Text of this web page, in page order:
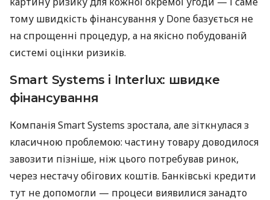
тому швидкість фінансування у Done базується не
на спрощенні процедур, а на якісно побудованій
системі оцінки ризиків.
Smart Systems і Interlux: швидке
фінансування
Компанія Smart Systems зростала, але зіткнулася з
класичною проблемою: частину товару доводилося
завозити пізніше, ніж цього потребував ринок,
через нестачу обігових коштів. Банківські кредити
тут не допомогли — процеси виявилися занадто